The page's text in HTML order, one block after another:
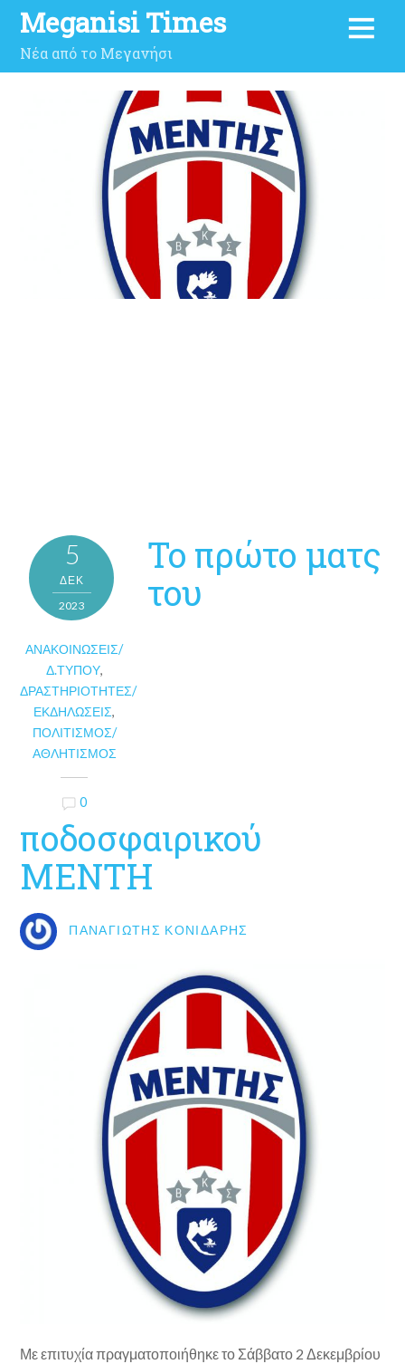
Meganisi Times
Νέα από το Μεγανήσι
5
ΔΕΚ
2023
ΑΝΑΚΟΙΝΏΣΕΙΣ/
Δ.ΤΎΠΟΥ,
ΔΡΑΣΤΗΡΙΌΤΗΤΕΣ/
ΕΚΔΗΛΏΣΕΙΣ,
ΠΟΛΙΤΙΣΜΌΣ/
ΑΘΛΗΤΙΣΜΌΣ
0
Το πρώτο ματς
του
ποδοσφαιρικού
ΜΕΝΤΗ
ΠΑΝΑΓΙΏΤΗΣ ΚΟΝΙΔΆΡΗΣ
Με επιτυχία πραγματοποιήθηκε το Σάββατο 2 Δεκεμβρίου